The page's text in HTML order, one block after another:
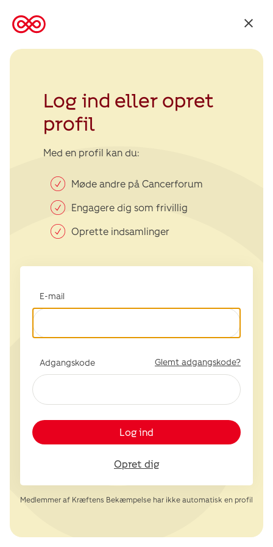
Tilbage
Kræftens
Log ind eller opret
profil
Med en profil kan du:
Møde andre på Cancerforum
Engagere dig som frivillig
Oprette indsamlinger
E-mail
Adgangskode Glemt adgangskode?
Log ind
Opret dig
Medlemmer af Kræftens Bekæmpelse har ikke automatisk en profil